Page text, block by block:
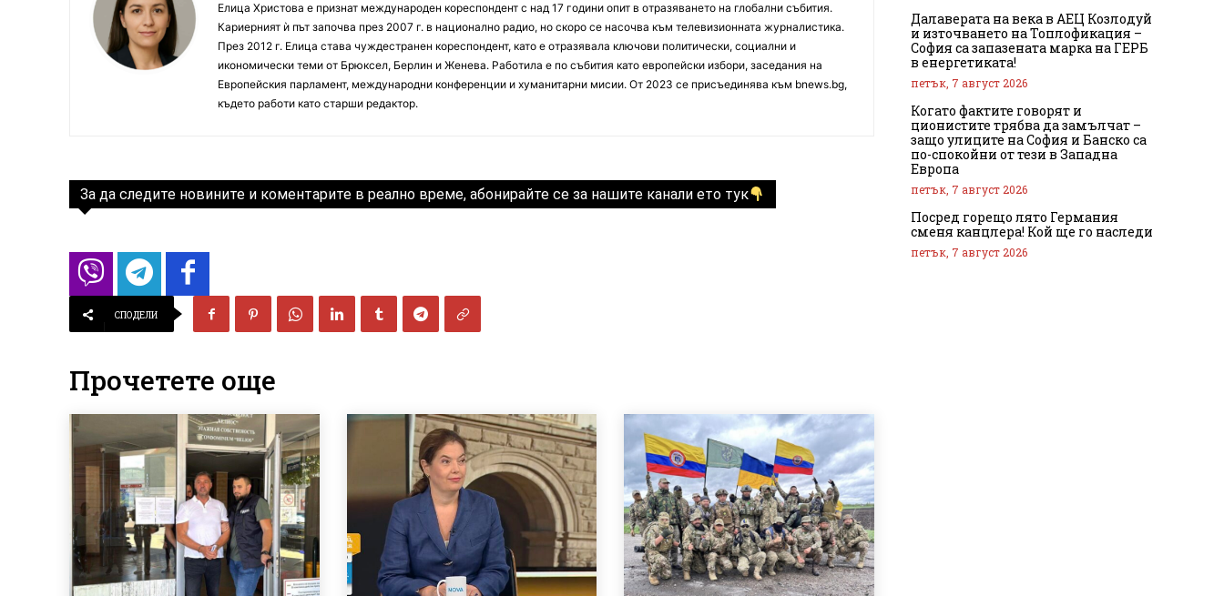
Елица Христова е признат международен кореспондент с над 17 години опит в отразяването на глобални събития.
Кариерният ѝ път започва през 2007 г. в национално радио, но скоро се насочва към телевизионната журналистика.
През 2012 г. Елица става чуждестранен кореспондент, като е отразявала ключови политически, социални и
икономически теми от Брюксел, Берлин и Женева. Работила е по събития като европейски избори, заседания на
Европейския парламент, международни конференции и хуманитарни мисии. От 2023 се присъединява към bnews.bg,
където работи като старши редактор.
За да следите новините и коментарите в реално време, абонирайте се за нашите канали ето тук
СПОДЕЛИ
Прочетете още
Далаверата на века в АЕЦ Козлодуй
и източването на Топлофикация –
София са запазената марка на ГЕРБ
в енергетиката!
петък, 7 август 2026
Когато фактите говорят и
ционистите трябва да замълчат –
защо улиците на София и Банско са
по-спокойни от тези в Западна
Европа
петък, 7 август 2026
Посред горещо лято Германия
сменя канцлера! Кой ще го наследи
петък, 7 август 2026